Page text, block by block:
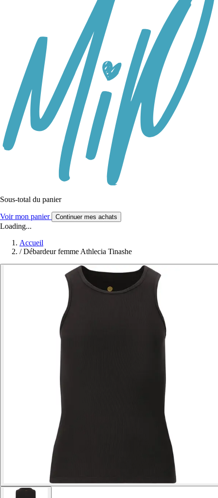
Sous-total du panier
Voir mon panier Continuer mes achats
Loading...
Accueil
/ Débardeur femme Athlecia Tinashe